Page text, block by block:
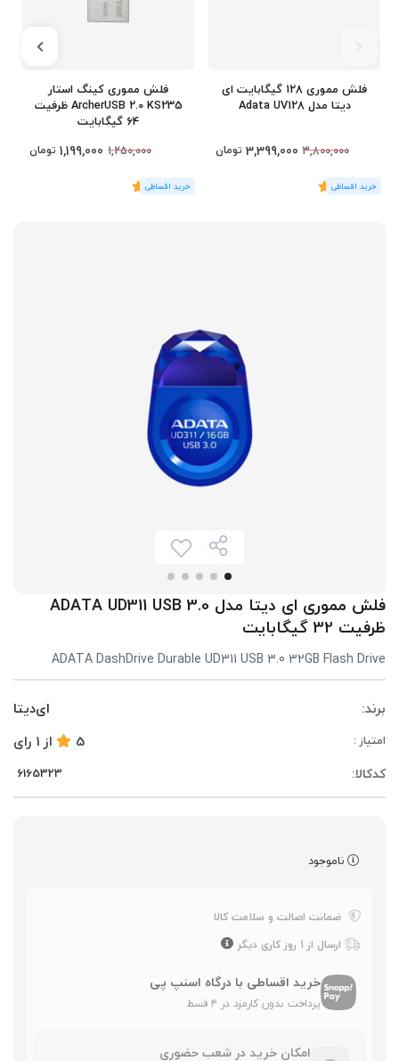
فلش مموری 128 گیگابایت ای
دیتا مدل Adata UV128
3,800,000
3,399,000 تومان
(1رای)
5
فلش مموری کینگ استار
ArcherUSB 2.0 KS235 ظرفیت
64 گیگابایت
1,250,000
1,199,000 تومان
(1رای)
5
فلش مموری ای دیتا مدل ADATA UD311 USB 3.0
ظرفیت 32 گیگابایت
ADATA DashDrive Durable UD311 USB 3.0 32GB Flash Drive
برند: ای‌دیتا
امتیاز : 5 از1 رای
کدکالا:
ناموجود
ضمانت اصالت و سلامت کالا
ارسال از 1 روز کاری دیگر
خرید اقساطی با درگاه اسنپ پی
پرداخت بدون کارمزد در ۴ قسط
امکان خرید در شعب حضوری